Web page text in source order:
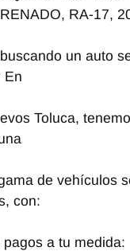
RA-17,
un auto
En
Toluca,
de vehículos
con:
pagos a tu medida: